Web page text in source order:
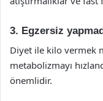
3. Egzersiz
Diyet ile kilo vermek
metabolizmayı
önemlidir.